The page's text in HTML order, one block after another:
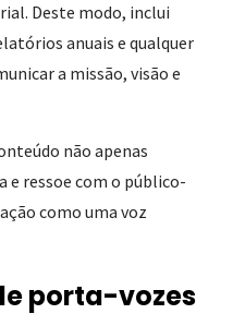
Deste modo, inclui
anuais e qualquer
a missão, visão e
não apenas
ressoe com o público-
como uma voz
porta-vozes